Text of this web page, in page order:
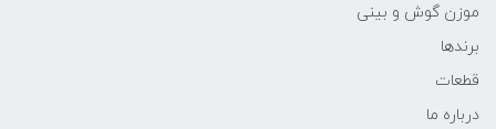
موزن گوش و بینی
برندها
قطعات
درباره ما